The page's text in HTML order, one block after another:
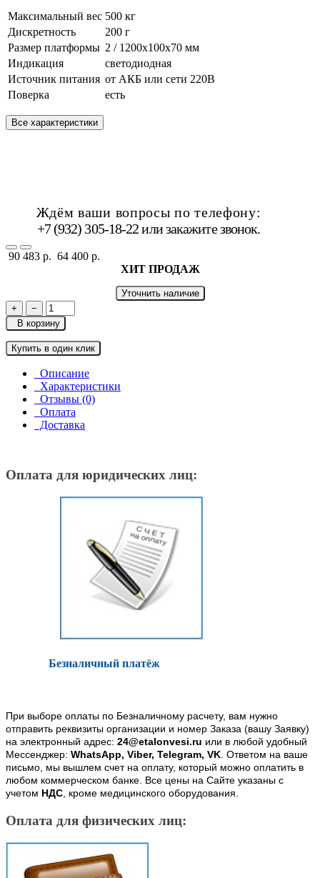
Максимальный вес 500 кг
Дискретность
200 г
Размер платформы 2 / 1200х100х70 мм
Индикация
светодиодная
Источник питания от АКБ или сети 220В
Поверка
есть
Все характеристики
Ждём ваши вопросы по телефону:
+7 (932) 305-18-22 илизакажите звонок.
90 483 р. 64 400 р.
ХИТ ПРОДАЖ
Уточнить наличие
+
−
В корзину
Купить в один клик
Описание
Характеристики
Отзывы (0)
Оплата
Доставка
Оплата для юридических лиц:
Безналичный платёж
При выборе оплаты по Безналичному расчету, вам нужно
отправить реквизиты организации и номер Заказа (вашу Заявку)
на электронный адрес: 24@etalonvesi.ru или в любой удобный
Мессенджер: WhatsApp, Viber, Telegram, VK. Ответом на ваше
письмо, мы вышлем счет на оплату, который можно оплатить в
любом коммерческом банке. Все цены на Сайте указаны с
учетом НДС, кроме медицинского оборудования.
Оплата для физических лиц: